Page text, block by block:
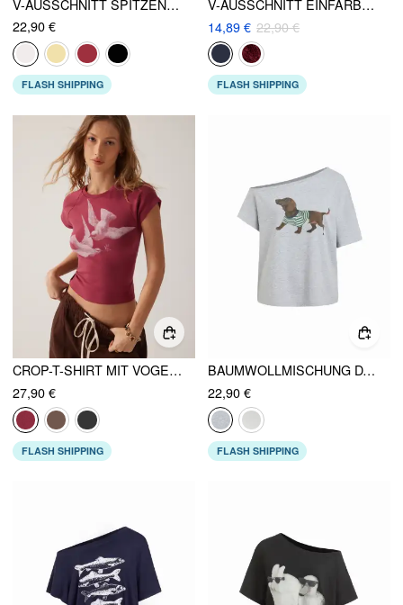
V-AUSSCHNITT SPITZENBESATZ KURZARM T-SHIRT
22,90 €
FLASH SHIPPING
V-AUSSCHNITT EINFARBIG SPITZE RUCHEDUNG KURZARM TEE
14,89 € 22,90 €
FLASH SHIPPING
CROP-T-SHIRT MIT VOGELDRUCK UND COTTON-RAGLANÄRMELN
27,90 €
FLASH SHIPPING
BAUMWOLLMISCHUNG DACKEL GRAFIK ASYMMETRISCHER AUSSCHNITT ÜBERGROSSES OBERTEIL
22,90 €
FLASH SHIPPING